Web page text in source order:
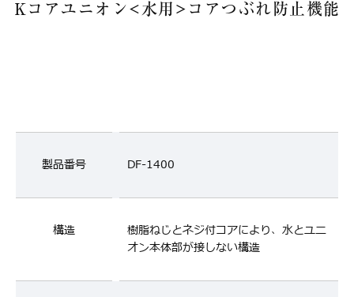
Kコアユニオン<水用>コアつぶれ防止機能
製品番号 DF-1400
構造
樹脂ねじとネジ付コアにより、水とユニ
オン本体部が接しない構造